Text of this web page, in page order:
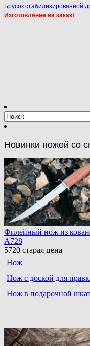
Брусок стабилизированной
Изготовление на заказ!
Новинки ножей со
Филейный нож из
A728
5720 старая цена
Нож
Нож с доской для
Нож в подарочной